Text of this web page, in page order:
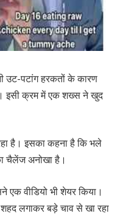
उट-पटांग हरकतों के कारण
इसी क्रम में एक शख्स ने खुद
है। इसका कहना है कि भले
चैलेंज अनोखा है।
एक वीडियो भी शेयर किया।
लगाकर बड़े चाव से खा रहा